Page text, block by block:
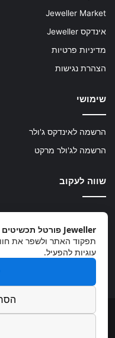
Jeweller Market
אינדקס Jeweller
מדיניות פרטיות
הצהרת נגישות
שימושי
הרשמה לאינדקס ג'ולר
הרשמה לג'ולר מרקט
שווה לעקוב
Facebook
Instagram
TikTok Jeweller פורטל תכשיטים
תפקוד האתר ולשפר את
עוגיות להפעיל.